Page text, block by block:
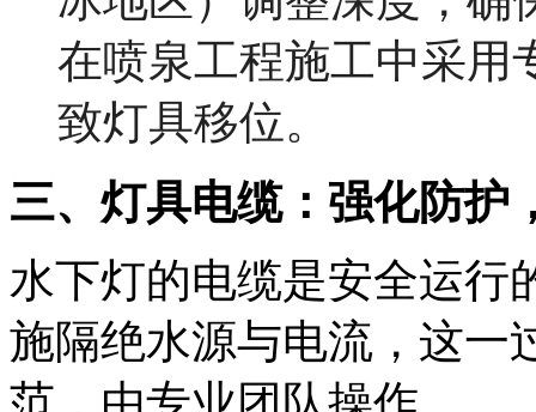
在喷泉工程施工中采用
致灯具移位。
三、灯具电缆：强化防护
水下灯的电缆是安全运行
施隔绝水源与电流，这一
范，由专业团队操作。